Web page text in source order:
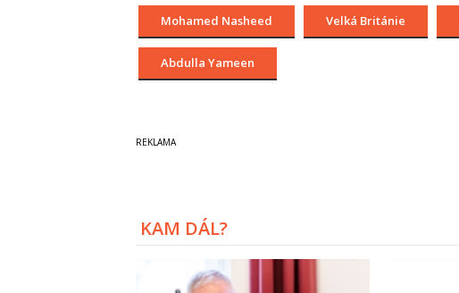
Mohamed Nasheed Velká Británie
Abdulla Yameen
KAM DÁL?